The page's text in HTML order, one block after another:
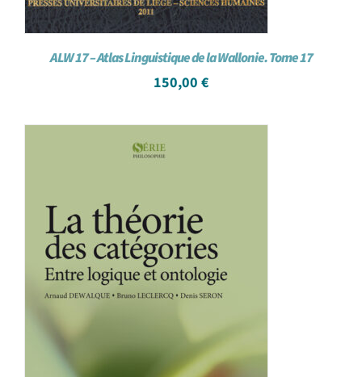
ALW 17 – Atlas Linguistique de la Wallonie. Tome 17
150,00 €